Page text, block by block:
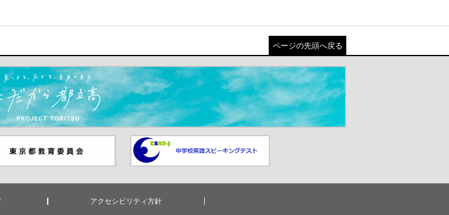
ページの先頭へ戻る
きます）
中学校英語スピーキングテスト
（別ウインドウが開きます）
アクセシビリティ方針